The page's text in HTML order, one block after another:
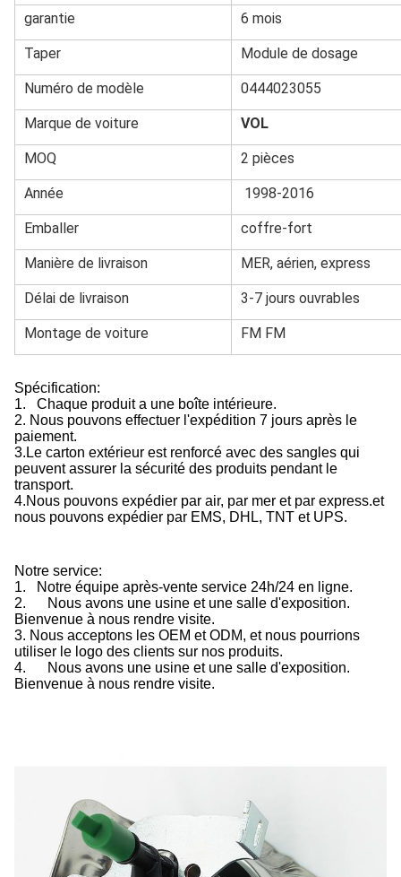
garantie 6 mois
Taper Module de dosage
Numéro de modèle 0444023055
Marque de voiture VOL
MOQ 2 pièces
Année 1998-2016
Emballer coffre-fort
Manière de livraison MER, aérien, express
Délai de livraison 3-7 jours ouvrables
Montage de voiture FM FM
Spécification:
1.
Chaque produit a une boîte intérieure.
2. Nous pouvons effectuer l'expédition 7 jours après le
paiement.
3. Le carton extérieur est renforcé avec des sangles qui
peuvent assurer la sécurité des produits pendant le
transport.
4.Nous pouvons expédier par air, par mer et par express.et
nous pouvons expédier par EMS, DHL, TNT et UPS.
Notre service:
1.
Notre équipe après-vente service 24h/24 en ligne.
2.
Nous avons une usine et une salle d'exposition.
Bienvenue à nous rendre visite.
3. Nous acceptons les OEM et ODM, et nous pourrions
utiliser le logo des clients sur nos produits.
4.
Nous avons une usine et une salle d'exposition.
Bienvenue à nous rendre visite.